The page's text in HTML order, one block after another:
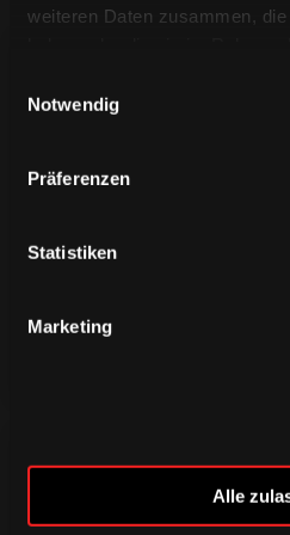
weiteren Daten zusammen,
Notwendig
Präferenzen
Statistiken
Marketing
Alle